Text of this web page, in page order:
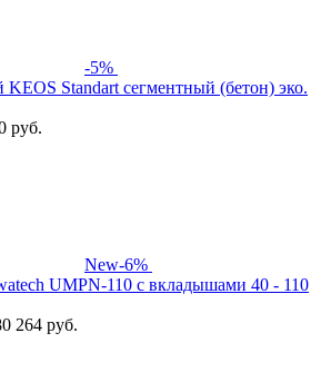
-5%
Standart сегментный (бетон) эко.
руб.
New-6%
UMPN-110 с вкладышами 40 - 110
264 руб.